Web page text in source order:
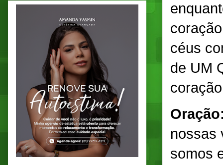
céus
de UM
nossas
somos